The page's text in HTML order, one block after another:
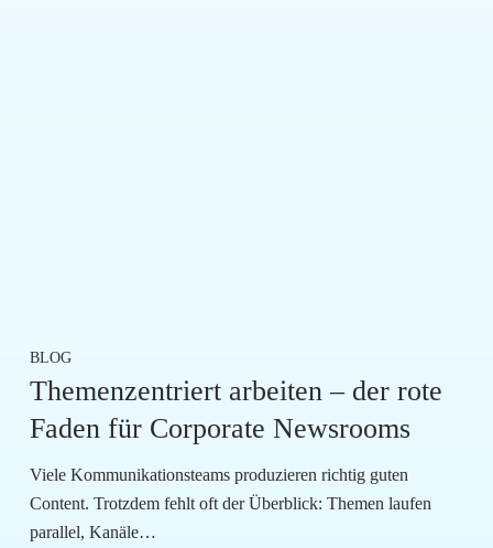
BLOG
Themenzentriert arbeiten – der rote
Faden für Corporate Newsrooms
Viele Kommunikationsteams produzieren richtig guten
Content. Trotzdem fehlt oft der Überblick: Themen laufen
parallel, Kanäle…